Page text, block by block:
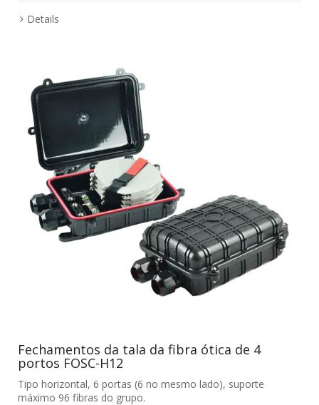
Details
Fechamentos da tala da fibra ótica de 4
portos FOSC-H12
Tipo horizontal, 6 portas (6 no mesmo lado), suporte
máximo 96 fibras do grupo.